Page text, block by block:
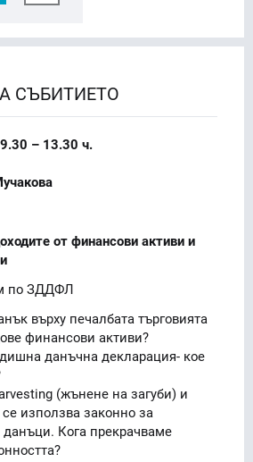
СЪБИТИЕТО
– 13.30 ч.
от финансови активи и
по ЗДДФЛ
върху печалбата търговията
финансови активи?
данъчна декларация- кое
(жънене на загуби) и
използва законно за
Кога прекрачваме